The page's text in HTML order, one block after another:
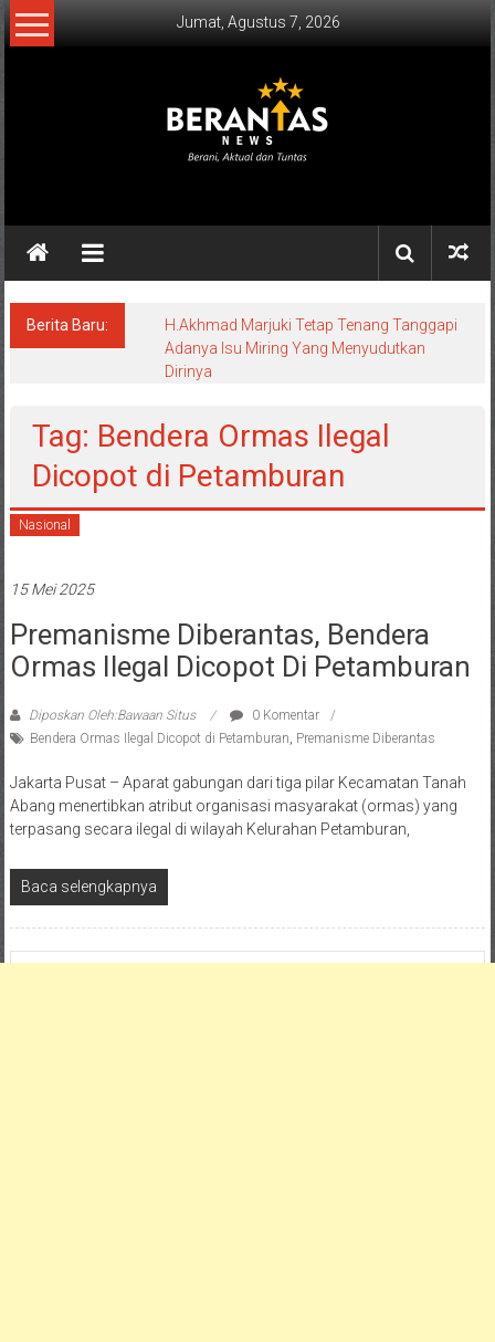
Lompat
ke
Jumat, Agustus 7, 2026
NEWS
Aktual
Tuntas.
Berita Baru:
H.Akhmad Marjuki Tetap Tenang Tanggapi
Adanya Isu Miring Yang Menyudutkan
Dirinya
Tag: Bendera Ormas Ilegal
Dicopot di Petamburan
Nasional
15 Mei 2025
Premanisme Diberantas, Bendera
Ormas Ilegal Dicopot Di Petamburan
Diposkan Oleh:Bawaan Situs
0 Komentar
Bendera Ormas Ilegal Dicopot di Petamburan, Premanisme Diberantas
Jakarta Pusat – Aparat gabungan dari tiga pilar Kecamatan Tanah
Abang menertibkan atribut organisasi masyarakat (ormas) yang
terpasang secara ilegal di wilayah Kelurahan Petamburan,
Baca selengkapnya